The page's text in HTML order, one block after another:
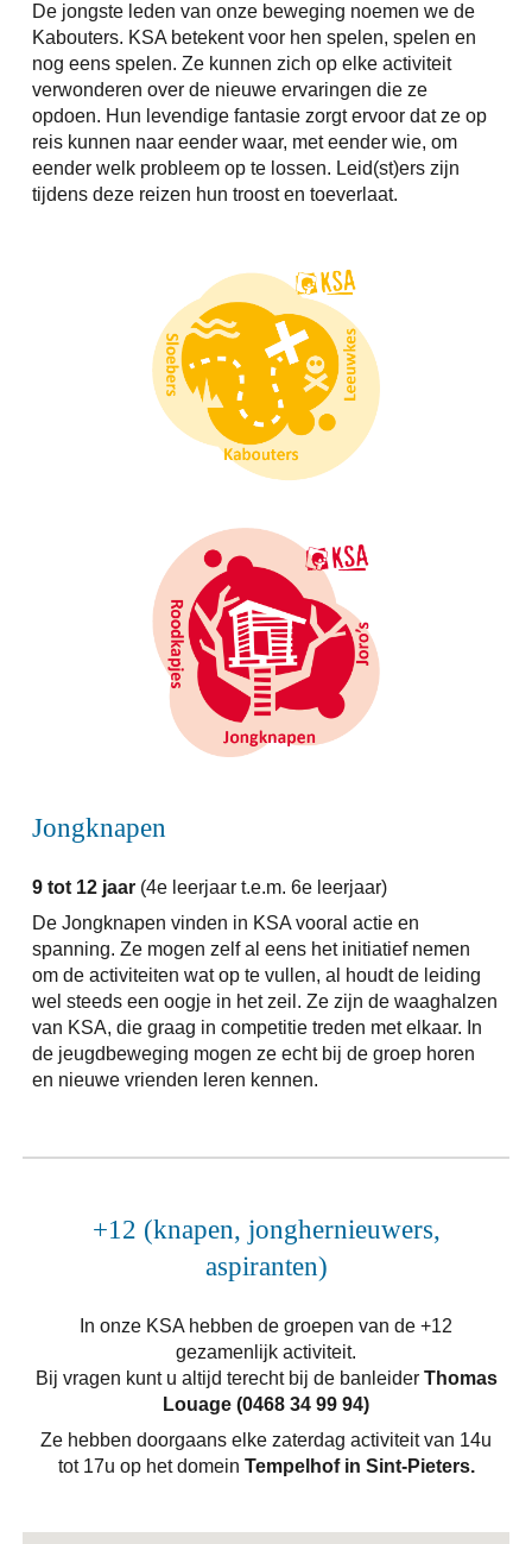
De jongste leden van onze beweging noemen we de
Kabouters. KSA betekent voor hen spelen, spelen en
nog eens spelen. Ze kunnen zich op elke activiteit
verwonderen over de nieuwe ervaringen die ze
opdoen. Hun levendige fantasie zorgt ervoor dat ze op
reis kunnen naar eender waar, met eender wie, om
eender welk probleem op te lossen. Leid(st)ers zijn
tijdens deze reizen hun troost en toeverlaat.
Jongknapen
9 tot 12 jaar (4e leerjaart.e.m.6e leerjaar)
De Jongknapen vinden in KSA vooral actie en
spanning. Ze mogen zelf al eens het initiatief nemen
om de activiteiten wat op te vullen, al houdt de leiding
wel steeds een oogje in het zeil. Ze zijn de waaghalzen
van KSA, die graag in competitie treden met elkaar. In
de jeugdbeweging mogen ze echt bij de groep horen
en nieuwe vrienden leren kennen.
+12 (knapen, jonghernieuwers,
aspiranten)
In onze KSA hebben de groepen van de +12
gezamenlijk activiteit.
Bij vragen kunt u altijd terecht bij de banleider Thomas
Louage (0468 34 99 94)
Ze hebben doorgaans elke zaterdag activiteit van 14u
tot 17u op het domein Tempelhof in Sint-Pieters.